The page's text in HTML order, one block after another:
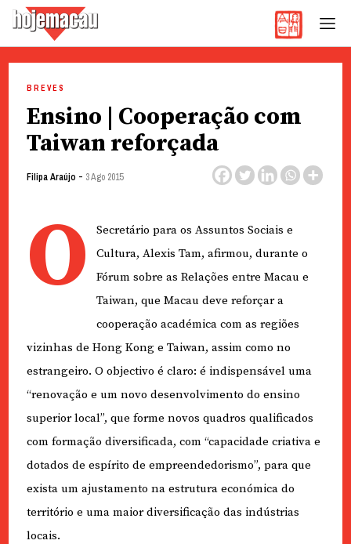
content
BREVES
Ensino | Cooperação com
Taiwan reforçada
Filipa Araújo - 3 Ago 2015
O
Secretário para os Assuntos Sociais e
Cultura, Alexis Tam, afirmou, durante o
Fórum sobre as Relações entre Macau e
Taiwan, que Macau deve reforçar a
cooperação académica com as regiões
vizinhas de Hong Kong e Taiwan, assim como no
estrangeiro. O objectivo é claro: é indispensável uma
“renovação e um novo desenvolvimento do ensino
superior local”, que forme novos quadros qualificados
com formação diversificada, com “capacidade criativa e
dotados de espírito de empreendedorismo”, para que
exista um ajustamento na estrutura económica do
território e uma maior diversificação das indústrias
locais.